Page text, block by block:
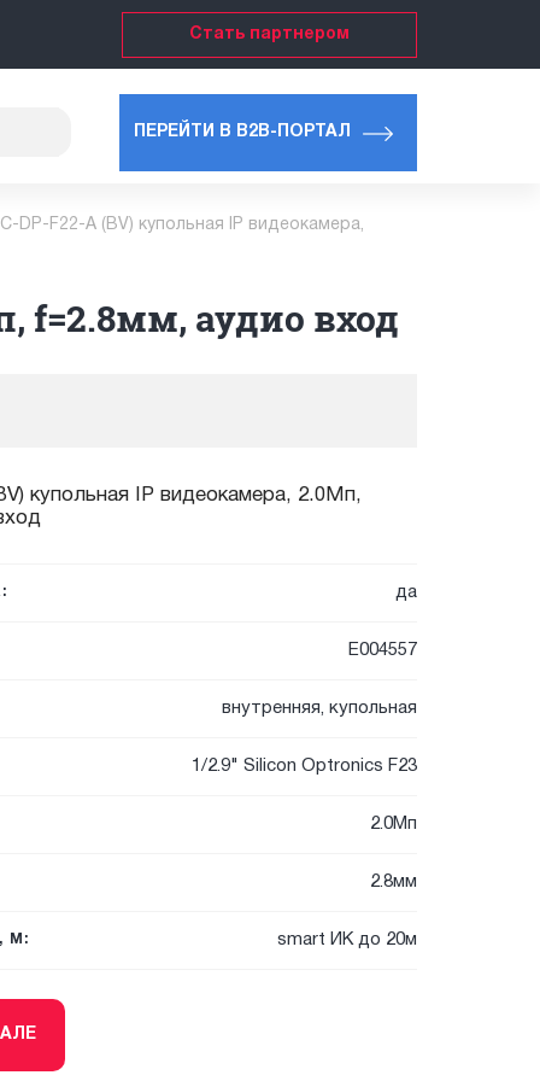
Стать партнером
ПЕРЕЙТИ В B2B-ПОРТАЛ
DP-F22-A (BV) купольная IP видеокамера,
f=2.8мм, аудио вход
купольная IP видеокамера, 2.0Мп,
да
E004557
внутренняя, купольная
1/2.9" Silicon Optronics F23
2.0Мп
2.8мм
М: smart ИК до 20м